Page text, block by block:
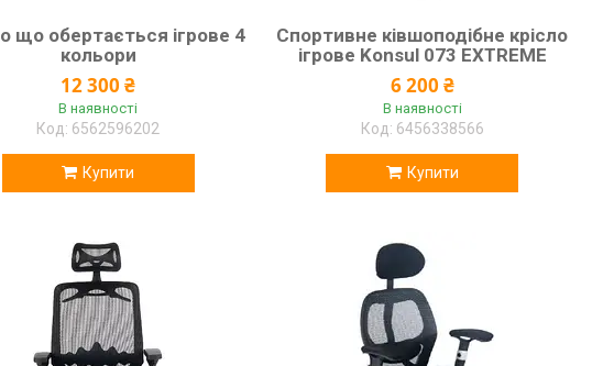
що обертається ігрове 4
кольори
12 300 ₴
В наявності
6562596202
Купити
Спортивне ківшоподібне крісло
ігрове Konsul 073 EXTREME
6 200 ₴
В наявності
6456338566
Купити